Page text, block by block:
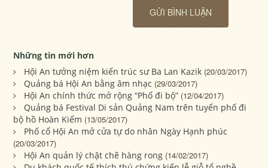
Những tin mới hơn
Hội An tưởng niệm kiến trúc sư Ba Lan Kazik (20/03/2017)
Quảng bá Hội An bằng âm nhạc (29/03/2017)
Hội An chính thức mở rộng “Phố đi bộ” (12/04/2017)
Quảng bá Festival Di sản Quảng Nam trên tuyến phố đi
bộ hồ Hoàn Kiếm (13/05/2017)
Phố cổ Hội An mở cửa tự do nhân Ngày Hạnh phúc
(20/03/2017)
Hội An quản lý chặt chẽ hàng rong (14/02/2017)